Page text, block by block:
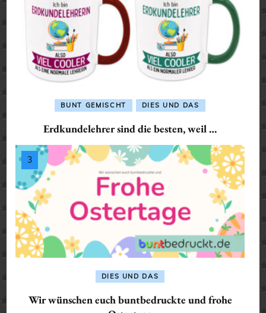
BUNT GEMISCHT DIES UND DAS
Erdkundelehrer sind die besten, weil …
DIES UND DAS
Wir wünschen euch buntbedruckte und frohe